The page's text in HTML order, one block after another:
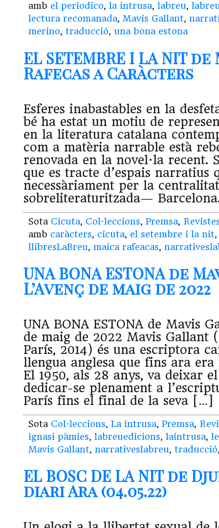
amb el periodico, la intrusa, labreu,
lectura recomanada, Mavis Gallant,
merino, traducció, una bona estona
EL SETEMBRE I LA NIT
Rafecas a Caràcters
Esferes inabastables en la
bé ha estat un motiu de
en la literatura catalana
com a matèria narrable està
renovada en la novel·la recent.
que es tracte d’espais narratius
necessàriament per la
sobreliteraturitzada—
Sota Cicuta, Col·leccions, Premsa,
amb caràcters, cicuta, el setembre i la nit
llibresLaBreu, maica rafeacas,
UNA BONA ESTONA de
L’Avenç de maig de 2022
UNA BONA ESTONA de Mavis
de maig de 2022 Mavis Gallant
París, 2014) és una escriptora
llengua anglesa que fins ara
El 1950, als 28 anys, va deixar
dedicar-se plenament a
París fins el final de la seva […]
Sota Col·leccions, La intrusa, Premsa,
ignasi pàmies, labreuedicions, laintrusa,
Mavis Gallant, narrativeslabreu, traducció
EL BOSC DE LA NIT de
diari Ara (04.05.22)